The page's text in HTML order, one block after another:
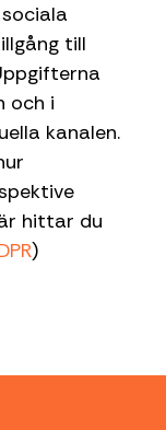
till
och i
kanalen.
hittar du
)